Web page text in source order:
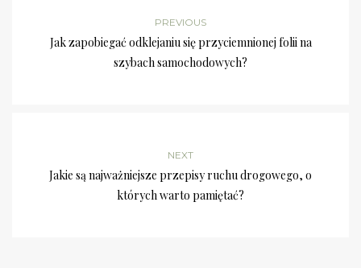
PREVIOUS
Jak zapobiegać odklejaniu się przyciemnionej folii na
szybach samochodowych?
NEXT
Jakie są najważniejsze przepisy ruchu drogowego, o
których warto pamiętać?